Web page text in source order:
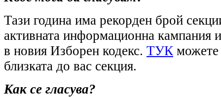
Тази година има рекорден брой
активната информационна кампания
в новия Изборен кодекс. ТУК можете
близката до вас секция.
Как се гласува?